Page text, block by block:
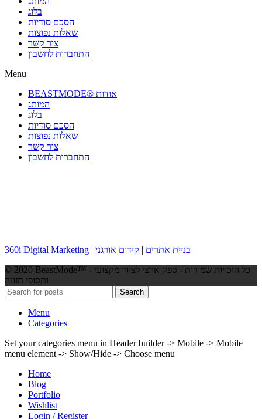
בלוג
הסכם סודיות
שאלות נפוצות
צור קשר
התחברות לחשבון
Menu
BEASTMODE® אודות
המותג
בלוג
הסכם סודיות
שאלות נפוצות
צור קשר
התחברות לחשבון
360i Digital Marketing | בניית אתרים | קידום אורגני
© 2020 BeastMode™ - כל הזכויות שמורות - ספק ארצי לציוד מקצועי
ותסופי תזונה
Search
Menu
Categories
Set your categories menu in Header builder -> Mobile -> Mobile
menu element -> Show/Hide -> Choose menu
Home
Blog
Portfolio
Wishlist
Login / Register